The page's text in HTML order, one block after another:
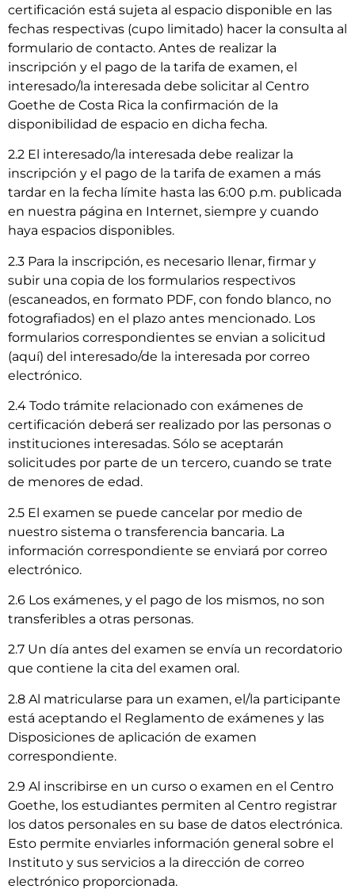
certificación está sujeta al espacio disponible en las
fechas respectivas (cupo limitado) hacer la consulta al
formulario de contacto. Antes de realizar la
inscripción y el pago de la tarifa de examen, el
interesado/la interesada debe solicitar al Centro
Goethe de Costa Rica la confirmación de la
disponibilidad de espacio en dicha fecha.
2.2 El interesado/la interesada debe realizar la
inscripción y el pago de la tarifa de examen a más
tardar en la fecha límite hasta las 6:00 p.m. publicada
en nuestra página en Internet, siempre y cuando
haya espacios disponibles.
2.3 Para la inscripción, es necesario llenar, firmar y
subir una copia de los formularios respectivos
(escaneados, en formato PDF, con fondo blanco, no
fotografiados) en el plazo antes mencionado. Los
formularios correspondientes se envian a solicitud
(aquí) del interesado/de la interesada por correo
electrónico.
2.4 Todo trámite relacionado con exámenes de
certificación deberá ser realizado por las personas o
instituciones interesadas. Sólo se aceptarán
solicitudes por parte de un tercero, cuando se trate
de menores de edad.
2.5 El examen se puede cancelar por medio de
nuestro sistema o transferencia bancaria. La
información correspondiente se enviará por correo
electrónico.
2.6 Los exámenes, y el pago de los mismos, no son
transferibles a otras personas.
2.7 Un día antes del examen se envía un recordatorio
que contiene la cita del examen oral.
2.8 Al matricularse para un examen, el/la participante
está aceptando el Reglamento de exámenes y las
Disposiciones de aplicación de examen
correspondiente.
2.9 Al inscribirse en un curso o examen en el Centro
Goethe, los estudiantes permiten al Centro registrar
los datos personales en su base de datos electrónica.
Esto permite enviarles información general sobre el
Instituto y sus servicios a la dirección de correo
electrónico proporcionada.